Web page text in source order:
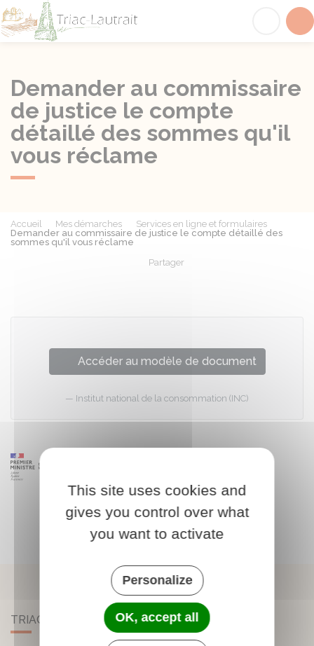
Demander au commissaire
de justice le compte
détaillé des sommes qu'il
vous réclame
Accueil Mes démarches
Services en ligne et formulaires
Demander au commissaire de justice le compte détaillé des
sommes qu'il vous réclame
Partager
Accéder au modèle de document
Institut national de la consommation (INC)
TRIAC-LAUTRAIT
This site uses cookies and
gives you control over what
you want to activate
Personalize
OK, accept all